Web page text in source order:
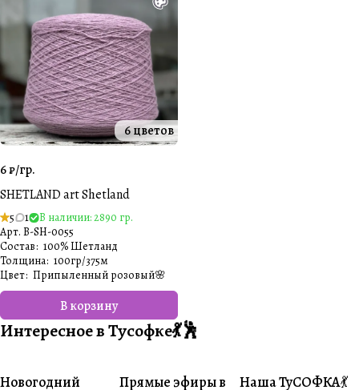
6 цветов
6 ₽/гр.
SHETLAND art Shetland
5 1
В наличии: 2890 гр.
Арт. B-SH-0055
В корзину
Состав: 100% Шетланд
Толщина: 100гр/375м
Цвет: Припыленный розовый🌸
Интересное в Тусофке💃🕺
#Совместники
Новогодний
#Житуха
Прямые эфиры в
#Совместники
Наша ТуСОФКА💃